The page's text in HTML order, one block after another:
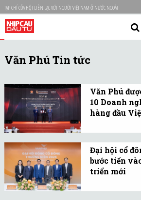
TẠP CHÍ CỦA HỘI LIÊN LẠC VỚI NGƯỜI VIỆT NAM Ở NƯỚC NGOÀI
Văn Phú Tin tức
Văn Phú
10 Doanh
hàng đầu
triển bền
thương
nghiệp
Đại hội cổ
bước tiến
triển mới